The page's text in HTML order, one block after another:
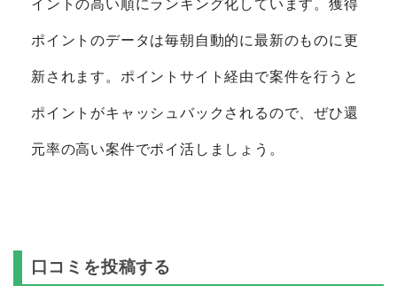
イントの高い順にランキング化しています。獲得
ポイントのデータは毎朝自動的に最新のものに更
新されます。ポイントサイト経由で案件を行うと
ポイントがキャッシュバックされるので、ぜひ還
元率の高い案件でポイ活しましょう。
口コミを投稿する